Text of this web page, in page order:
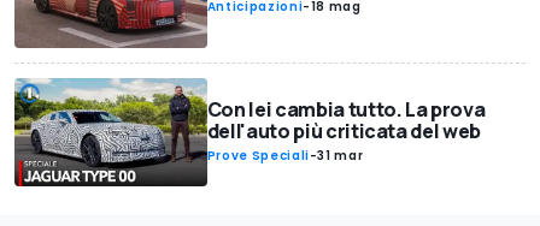
Anticipazioni-18 mag
Con lei cambia tutto. La prova
dell'auto più criticata del web
Prove Speciali-31 mar